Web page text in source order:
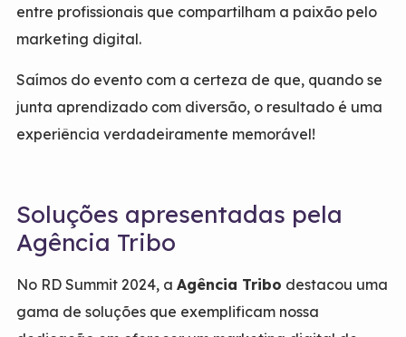
entre profissionais que compartilham a paixão pelo
marketing digital.
Saímos do evento com a certeza de que, quando se
junta aprendizado com diversão, o resultado é uma
experiência verdadeiramente memorável!
Soluções apresentadas pela
Agência Tribo
No RD Summit 2024, a Agência Tribo destacou uma
gama de soluções que exemplificam nossa